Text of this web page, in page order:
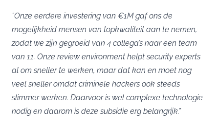
“Onze eerdere investering van €1M gaf ons de
mogelijkheid mensen van topkwaliteit aan te nemen,
zodat we zijn gegroeid van 4 collega’s naar een team
van 11. Onze review environment helpt security experts
al om sneller te werken, maar dat kan en moet nog
veel sneller omdat criminele hackers ook steeds
slimmer werken. Daarvoor is wel complexe technologie
nodig en daarom is deze subsidie erg belangrijk.”